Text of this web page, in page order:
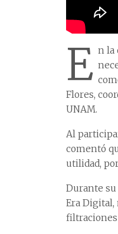
E n la
Flores,
UNAM.
Al
comentó
utilidad,
Durante su
Era Digital,
filtraciones